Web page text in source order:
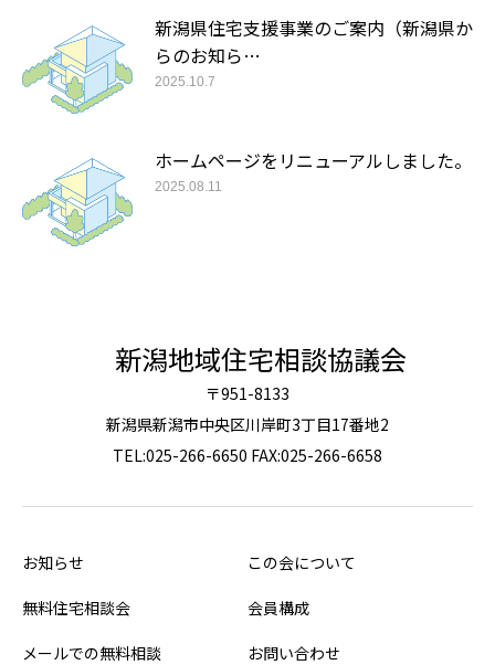
新潟県住宅支援事業のご案内（新潟県か
らのお知ら…
2025.10.7
ホームページをリニューアルしました。
2025.08.11
新潟地域住宅相談協議会
〒951-8133
新潟県新潟市中央区川岸町3丁目17番地2
TEL:025-266-6650 FAX:025-266-6658
お知らせ
無料住宅相談会
メールでの無料相談
この会について
会員構成
お問い合わせ